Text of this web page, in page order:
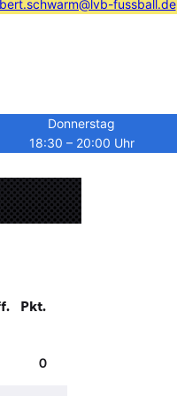
fussball.de
Donnerstag
18:30 – 20:00 Uhr